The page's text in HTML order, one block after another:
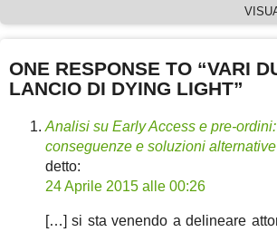
ONE RESPONSE TO “VARI
LANCIO DI DYING LIGHT”
Analisi su Early Access e pre-
conseguenze e soluzioni
detto:
24 Aprile 2015 alle 00:26
[…] si sta venendo a delineare